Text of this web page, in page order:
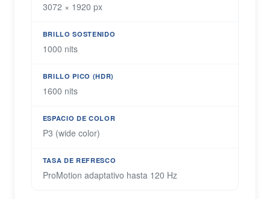
3072 × 1920 px
BRILLO SOSTENIDO
1000 nits
BRILLO PICO (HDR)
1600 nits
ESPACIO DE COLOR
P3 (wide color)
TASA DE REFRESCO
ProMotion adaptativo hasta 120 Hz